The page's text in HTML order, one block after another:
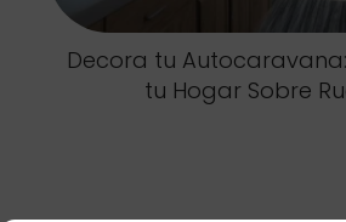
Decora tu
tu Hogar Sobre